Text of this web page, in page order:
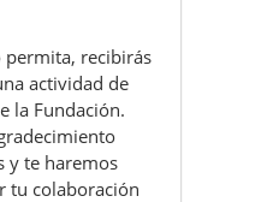
permita, recibirás
actividad de
la Fundación.
y te haremos
tu colaboración